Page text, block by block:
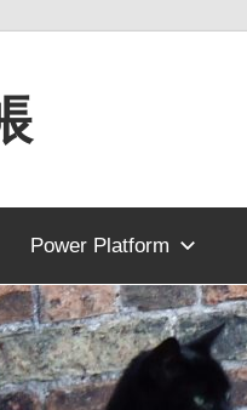
Power Platform